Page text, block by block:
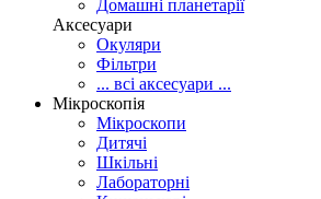
Домашні планетарії
Аксесуари
Окуляри
Фільтри
... всі аксесуари ...
Мікроскопія
Мікроскопи
Дитячі
Шкільні
Лабораторні